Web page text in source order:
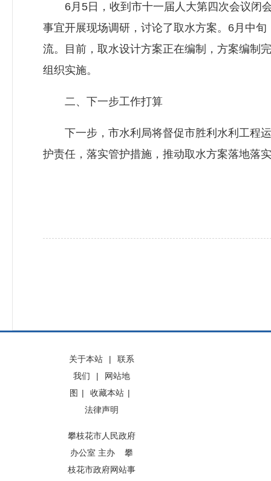
6月5日，收到市十一届人大第四次会议闭会
事宜开展现场调研，讨论了取水方案。6月中
流。目前，取水设计方案正在编制，方案编制
组织实施。
二、下一步工作打算
下一步，市水利局将督促市胜利水利工程运
护责任，落实管护措施，推动取水方案落地落
关于本站 |
联系
我们
|
网站地
图 | 收藏本站 |
法律声明
攀枝花市人民政府
办公室 主办 攀
枝花市政府网站事